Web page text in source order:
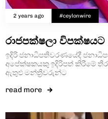
2 years ago #ceylonwire
රාජපක්ෂලා විපක්ෂයට
ඉදිරි ජනාධිපතිවරණයේදී
අපේක්ෂකයකු ඉදිරිපත් කිරීමේ
ඇතුළු මන්ත්‍රීවරුන්ට
read more